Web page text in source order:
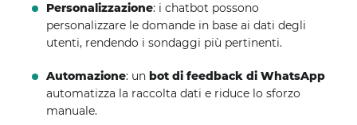
Personalizzazione: i chatbot possono
personalizzare le domande in base ai dati degli
utenti, rendendo i sondaggi più pertinenti.
Automazione: unbot di feedback di WhatsApp
automatizza la raccolta dati e riduce lo sforzo
manuale.